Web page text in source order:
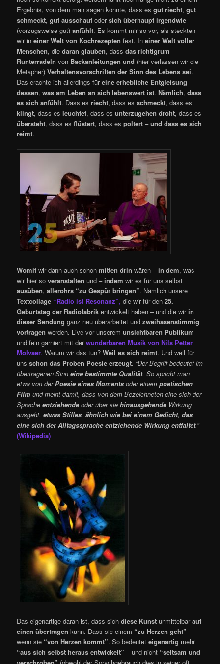
Ergebnis, von dem man sagen könnte, dass esgut riecht,gut
schmeckt,gut ausschaut odersich überhaupt irgendwie
(vorzugsweise gut)anfühlt. Es kommt mir so vor, als steckten
wir ineiner Welt von Kochrezepten fest. Ineiner Welt voller
Menschen, diedaran glauben, dassdas richtigrum
Runterradeln von Backanleitungen und (hier verlassen wir die
Metapher)Verhaltensvorschriften der Sinn des Lebens sei.
Das erachte ich allerdings füreine erhebliche Entgleisung
dessen,was am Leben an sich lebenswert ist. Nämlich,dass
es sich anfühlt. Dass esriecht, dass esschmeckt, dass es
klingt, dass es leuchtet, dass esunterzugehen droht, dass es
übersteht, dass esflüstert, dass espoltert –und dass es sich
reimt.
Womit wir dann auch schonmitten drin wären – in dem, was
wir hier soveranstalten und – indem wir es für uns selbst
ausüben,allerohrs “zu Gespür bringen”. Nämlich unsere
Textcollage “Radio ist Resonanz”, die wir für den25.
Geburtstag der Radiofabrik entwickelt haben – und die wir in
dieser Sendung ganz neu überarbeitet undzweihasenstimmig
vortragen werden. Live vor unseremunsichtbaren Publikum
und fein garniert mit derwunderbaren Musik von Nils Petter
Molvaer. Warum wir das tun?Weil es sich reimt. Und weil für
unsschon das Proben Poesie erzeugt. “Der Begriff bedeutet im
übertragenen Sinneine bestimmte Qualität. So spricht man
etwa von derPoesie eines Moments oder einempoetischen
Film und meint damit, dass von dem Bezeichneten eine sich der
Spracheentziehende oder über siehinausgehende Wirkung
ausgeht,etwas Stilles,ähnlich wie bei einem Gedicht,das
eine sich der Alltagssprache entziehende Wirkung entfaltet.”
(Wikipedia)
Das eigenartige daran ist, dass sichdiese Kunst unmittelbarauf
einen übertragen kann. Dass sie einem “zu Herzen geht”
wenn sie “von Herzen kommt”. So bedeuteteigenartig mehr
“aus sich selbst heraus entwickelt” – und nicht “seltsam und